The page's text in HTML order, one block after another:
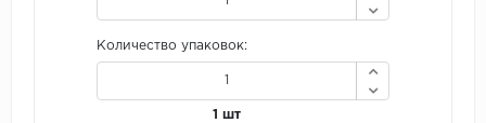
Количество упаковок:
1 шт